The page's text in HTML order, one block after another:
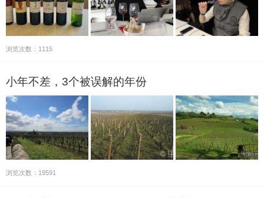
浏览次数：1115
小年不差，3个被误解的年份
浏览次数：19591